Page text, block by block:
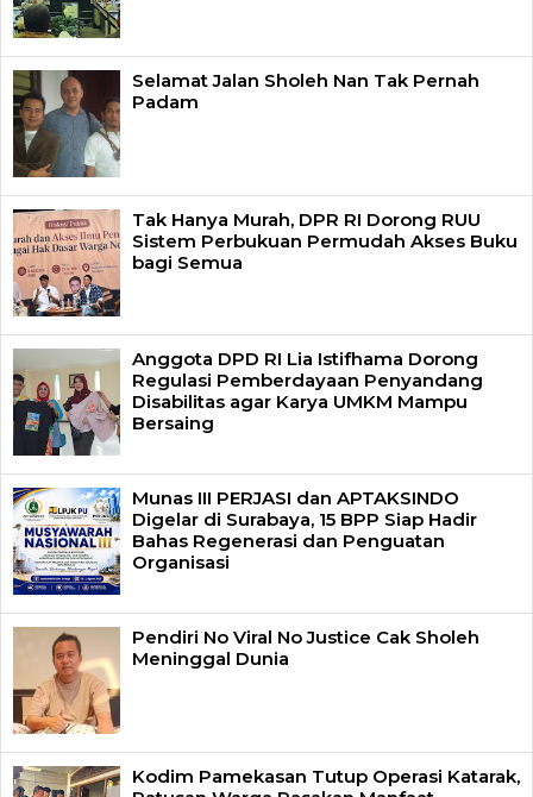
Selamat Jalan Sholeh Nan Tak Pernah
Padam
Tak Hanya Murah, DPR RI Dorong RUU
Sistem Perbukuan Permudah Akses Buku
bagi Semua
Anggota DPD RI Lia Istifhama Dorong
Regulasi Pemberdayaan Penyandang
Disabilitas agar Karya UMKM Mampu
Bersaing
Munas III PERJASI dan APTAKSINDO
Digelar di Surabaya, 15 BPP Siap Hadir
Bahas Regenerasi dan Penguatan
Organisasi
Pendiri No Viral No Justice Cak Sholeh
Meninggal Dunia
Kodim Pamekasan Tutup Operasi Katarak,